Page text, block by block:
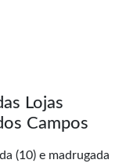
Lojas
Campos
(10) e madrugada